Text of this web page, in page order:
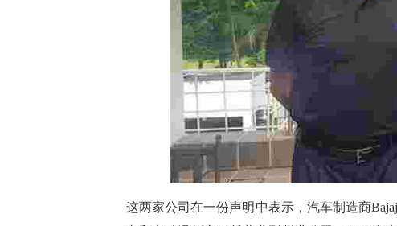
这两家公司在一份声明中表示，汽车制造商